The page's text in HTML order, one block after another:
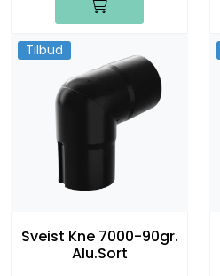
Tilbud
Sveist Kne 7000-90gr.
Alu.Sort